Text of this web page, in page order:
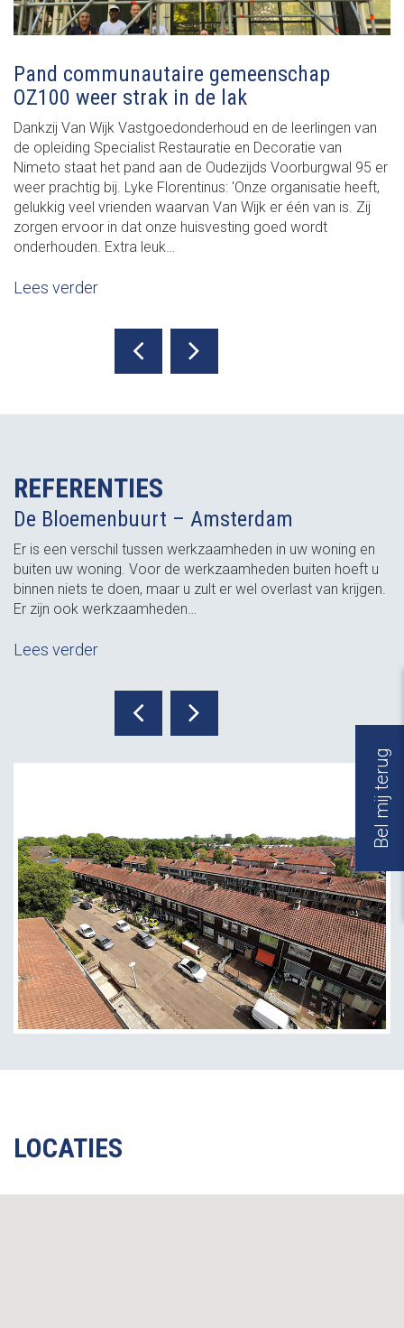
Bel mij terug
Pand communautaire gemeenschap
OZ100 weer strak in de lak
Dankzij Van Wijk Vastgoedonderhoud en de leerlingen van
de opleiding Specialist Restauratie en Decoratie van
Nimeto staat het pand aan de Oudezijds Voorburgwal 95 er
weer prachtig bij. Lyke Florentinus: 'Onze organisatie heeft,
gelukkig veel vrienden waarvan Van Wijk er één van is. Zij
zorgen ervoor in dat onze huisvesting goed wordt
onderhouden. Extra leuk…
Lees verder
REFERENTIES
De Bloemenbuurt – Amsterdam
Er is een verschil tussen werkzaamheden in uw woning en
buiten uw woning. Voor de werkzaamheden buiten hoeft u
binnen niets te doen, maar u zult er wel overlast van krijgen.
Er zijn ook werkzaamheden…
Lees verder
LOCATIES